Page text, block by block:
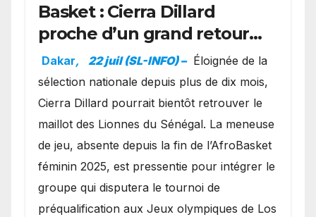
Basket : Cierra Dillard
proche d’un grand retour
avec les Lionnes ?
Dakar, 22 juil (SL-INFO) – Éloignée de la
sélection nationale depuis plus de dix mois,
Cierra Dillard pourrait bientôt retrouver le
maillot des Lionnes du Sénégal. La meneuse
de jeu, absente depuis la fin de l’AfroBasket
féminin 2025, est pressentie pour intégrer le
groupe qui disputera le tournoi de
préqualification aux Jeux olympiques de Los